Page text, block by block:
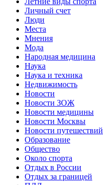
Личный счет
Люди
Места
Мнения
Мода
Народная медицина
Наука
Наука и техника
Недвижимость
Новости
Новости ЗОЖ
Новости медицины
Новости Москвы
Новости путешествий
Образование
Общество
Около спорта
Отдых в России
Отдых за границей